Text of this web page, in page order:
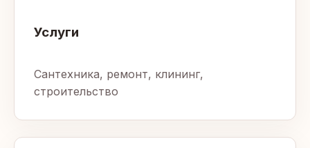
Услуги
Сантехника, ремонт, клининг,
строительство